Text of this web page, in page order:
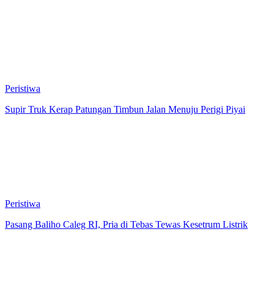
Peristiwa
Supir Truk Kerap Patungan Timbun Jalan Menuju Perigi Piyai
Peristiwa
Pasang Baliho Caleg RI, Pria di Tebas Tewas Kesetrum Listrik